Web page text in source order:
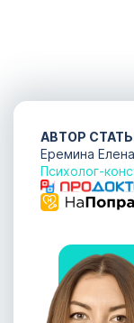
АВТОР
Еремина
Психолог-